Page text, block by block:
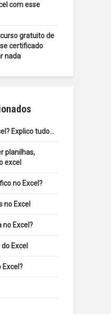
com esse
gratuito de
certificado
nada
Explico tudo…
planilhas,
excel
no Excel?
no Excel
Excel?
Excel
Excel?